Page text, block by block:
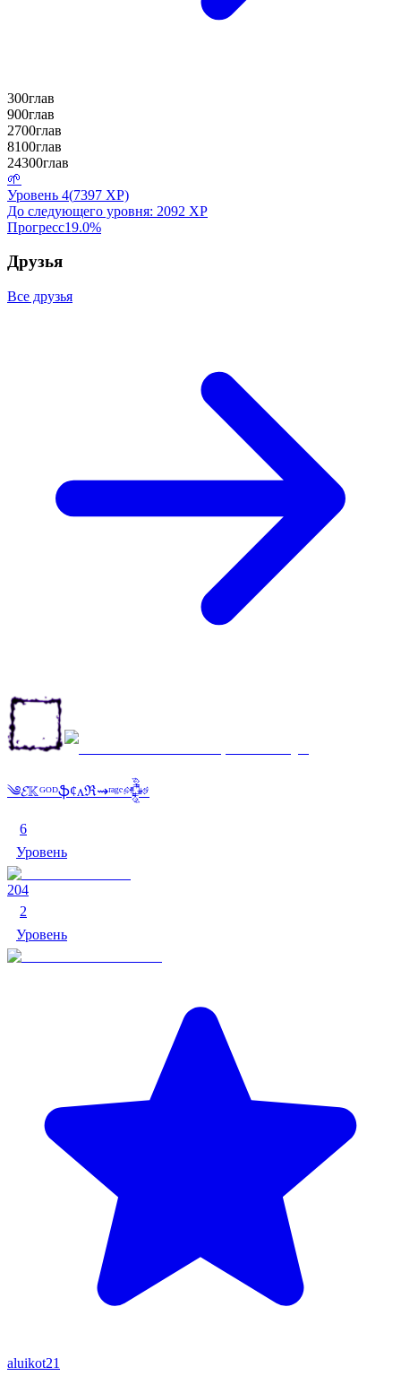
300глав
900глав
2700глав
8100глав
24300глав
🌱
Уровень 4(7397 XP)
До следующего уровня: 2092 XP
Прогресс19.0%
Друзья
Все друзья
༄𝓔𝕂ᴳᴼᴰֆȼᴧℜ⇝ʳᵃᵍᵉ𒅒
6
Уровень
204
2
Уровень
aluikot21